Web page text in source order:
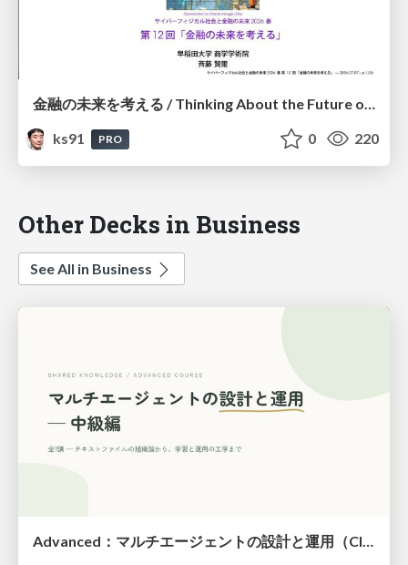
金融の未来を考える / Thinking About the Future of Finance
ks91
PRO 0 220
Other Decks in Business
See All in Business